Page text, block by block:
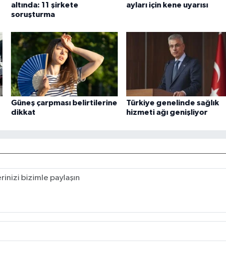
altında: 11 şirkete
soruşturma
ayları için kene uyarısı
Güneş çarpması belirtilerine
dikkat
Türkiye genelinde sağlık
hizmeti ağı genişliyor